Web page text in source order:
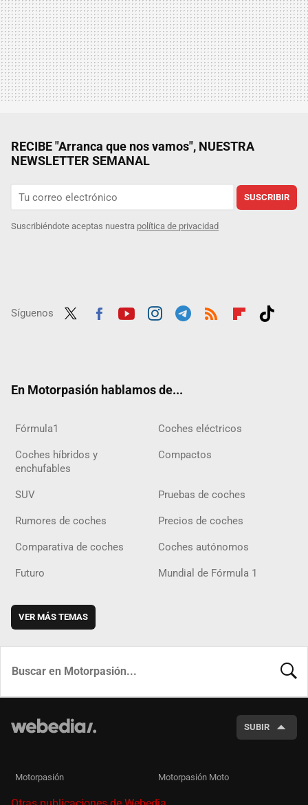
RECIBE "Arranca que nos vamos", NUESTRA
NEWSLETTER SEMANAL
SUSCRIBIR
Suscribiéndote aceptas nuestra política de privacidad
Síguenos
En Motorpasión hablamos de...
Fórmula1 Coches eléctricos
Coches híbridos y
enchufables
Compactos
SUV Pruebas de coches
Rumores de coches Precios de coches
Comparativa de coches Coches autónomos
Futuro Mundial de Fórmula 1
VER MÁS TEMAS
SUBIR
Motorpasión Motorpasión Moto